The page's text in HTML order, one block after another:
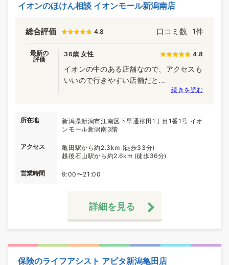
イオンのほけん相談 イオンモール新潟南店
総合評価 4.8 口コミ数 1件
最新の
評価
36歳 女性 4.8
イオンの中のある店舗なので、アクセスも
いいので行きやすい店舗だと...
続きを読む
所在地
新潟県新潟市江南区下早通柳田1丁目1番1号 イオ
ンモール新潟南3階
アクセス
亀田駅から約2.3km (徒歩33分)
越後石山駅から約2.6km (徒歩36分)
営業時間 9:00〜21:00
詳細を見る
保険のライフアシスト アピタ新潟亀田店